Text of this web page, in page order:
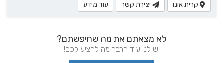
קרית אונו יצירת קשר עוד מידע
לא מצאתם את מה שחיפשתם?
יש לנו עוד הרבה מה להציע לכם!